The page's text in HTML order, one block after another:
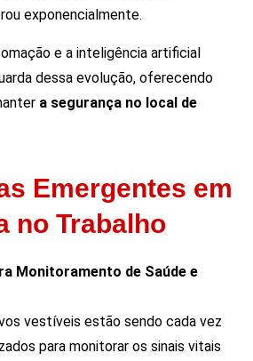
exponencialmente.
e a inteligência artificial
dessa evolução, oferecendo
a segurança no local de
Emergentes em
no Trabalho
Monitoramento de Saúde e
vestíveis estão sendo cada vez
para monitorar os sinais vitais